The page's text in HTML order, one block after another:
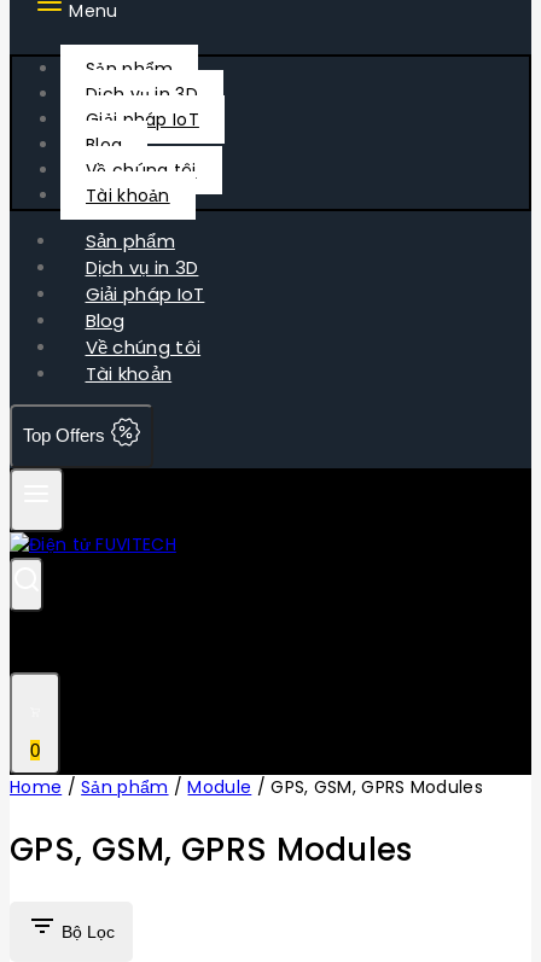
Menu
Sản phẩm
Dịch vụ in 3D
Giải pháp IoT
Blog
Về chúng tôi
Tài khoản
Sản phẩm
Dịch vụ in 3D
Giải pháp IoT
Blog
Về chúng tôi
Tài khoản
Top Offers
0
Home / Sản phẩm / Module / GPS, GSM, GPRS Modules
GPS, GSM, GPRS Modules
Bộ Lọc